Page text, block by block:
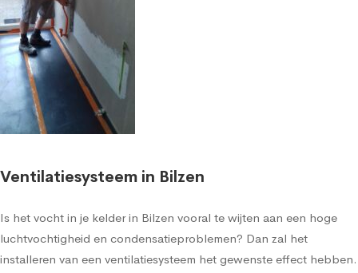
Ventilatiesysteem in Bilzen
Is het vocht in je kelder in Bilzen vooral te wijten aan een hoge
luchtvochtigheid en condensatieproblemen? Dan zal het
installeren van een ventilatiesysteem het gewenste effect hebben.